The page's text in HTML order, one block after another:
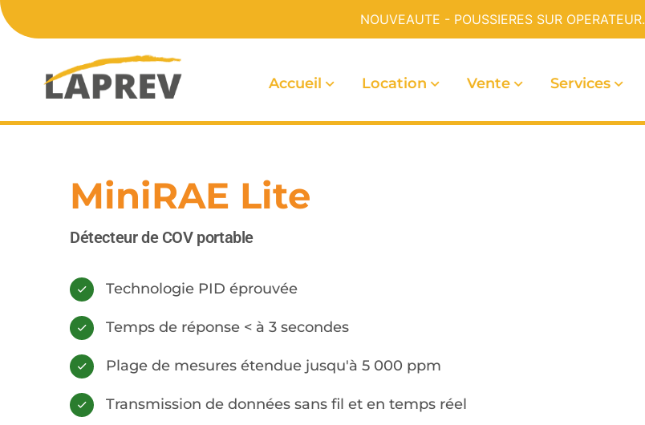
NOUVEAUTE - POUSSIERES SUR OPERATEUR.
Accueil Location Vente Services
MiniRAE Lite
Détecteur de COV portable
Technologie PID éprouvée
Temps de réponse < à 3 secondes
Plage de mesures étendue jusqu'à 5 000 ppm
Transmission de données sans fil et en temps réel